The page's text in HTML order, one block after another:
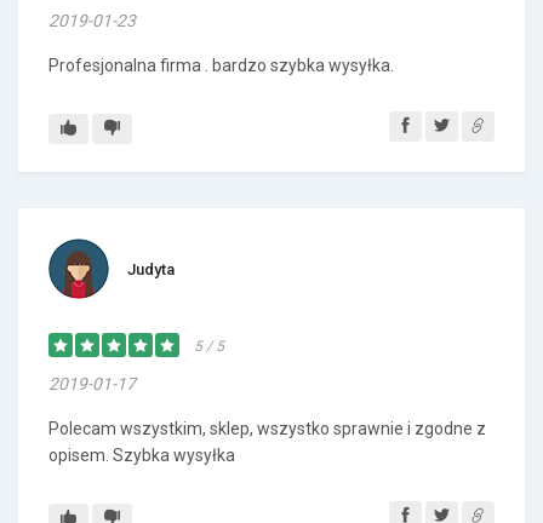
2019-01-23
Profesjonalna firma . bardzo szybka wysyłka.
Judyta
5 / 5
2019-01-17
Polecam wszystkim, sklep, wszystko sprawnie i zgodne z
opisem. Szybka wysyłka